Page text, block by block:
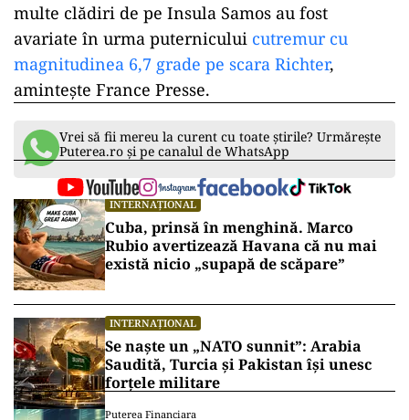
multe clădiri de pe Insula Samos au fost
avariate în urma puternicului cutremur cu
magnitudinea 6,7 grade pe scara Richter,
aminteşte France Presse.
Vrei să fii mereu la curent cu toate știrile? Urmărește
Puterea.ro și pe canalul de WhatsApp
INTERNAȚIONAL
Cuba, prinsă în menghină. Marco
Rubio avertizează Havana că nu mai
există nicio „supapă de scăpare”
INTERNAȚIONAL
Se naște un „NATO sunnit”: Arabia
Saudită, Turcia și Pakistan își unesc
forțele militare
Puterea Financiara